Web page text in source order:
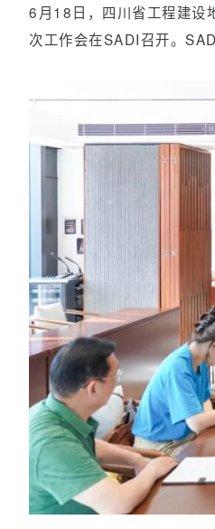
6月18日，四川省工程建设
次工作会在SADI召开。